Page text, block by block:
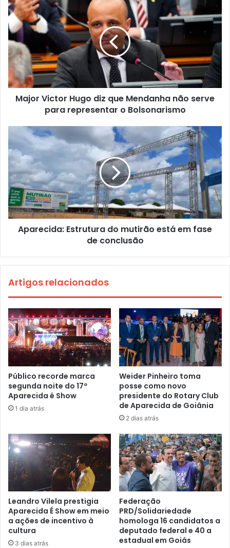
Major Victor Hugo diz que Mendanha não serve
para representar o Bolsonarismo
Aparecida: Estrutura do mutirão está em fase
de conclusão
Artigos relacionados
Público recorde marca
segunda noite do 17º
Aparecida é Show
1 dia atrás
Weider Pinheiro toma
posse como novo
presidente do Rotary Club
de Aparecida de Goiânia
2 dias atrás
Leandro Vilela prestigia
Aparecida É Show em meio
a ações de incentivo à
cultura
3 dias atrás
Federação
PRD/Solidariedade
homologa 16 candidatos a
deputado federal e 40 a
estadual em Goiás